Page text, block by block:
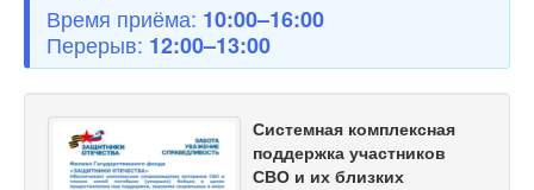
Время приёма: 10:00–16:00
Перерыв: 12:00–13:00
Системная комплексная
поддержка участников
СВО и их близких